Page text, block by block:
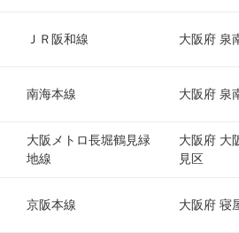
ＪＲ阪和線 大阪府 泉
南海本線 大阪府 泉
大阪メトロ長堀鶴見緑
地線
大阪府 大
見区
京阪本線 大阪府 寝